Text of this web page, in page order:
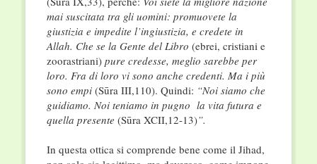
mai suscitata tra gli uomini: promuovete la
giustizia e impedite l’ingiustizia, e credete in
Allah. Che se la Gente del Libro (ebrei, cristiani e
zoorastriani)pure credesse, meglio sarebbe per
loro. Fra di loro vi sono anche credenti. Ma i più
sono empi (Sūra III,110). Quindi: “Noi siamo che
guidiamo. Noi teniamo in pugno la vita futura e
quella presente (Sūra XCII,12-13)”.
In questa ottica si comprende bene come il Jihad,